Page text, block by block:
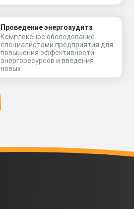
Проведение энергоаудита
Комплексное обследование
специалистами предприятия для
повышения эффективности
энергоресурсов и введения
новых